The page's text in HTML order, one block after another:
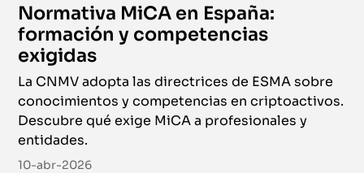
Normativa MiCA en España:
formación y competencias
exigidas
La CNMV adopta las directrices de ESMA sobre
conocimientos y competencias en criptoactivos.
Descubre qué exige MiCA a profesionales y
entidades.
10-abr-2026